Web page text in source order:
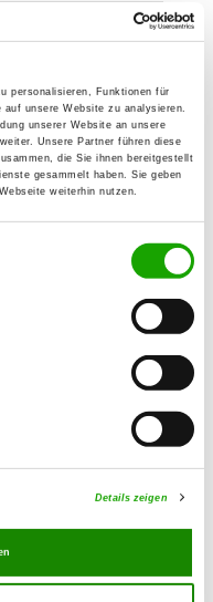
personalisieren, Funktionen für
unsere Website zu analysieren.
unserer Website an unsere
Unsere Partner führen diese
die Sie ihnen bereitgestellt
gesammelt haben. Sie geben
weiterhin nutzen.
Details zeigen
Details
Details